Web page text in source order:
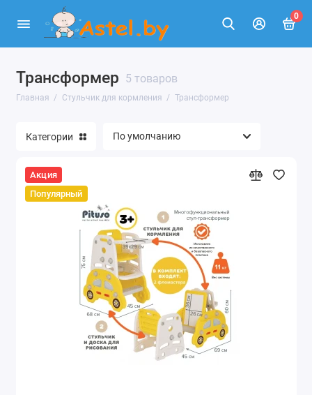
0
Трансформер 5 товаров
Главная Стульчик для кормления Трансформер
Классический
Трансформер
Нагрудники, Пустышки, Бутылочки, Посуда
Категории
Акция
Популярный